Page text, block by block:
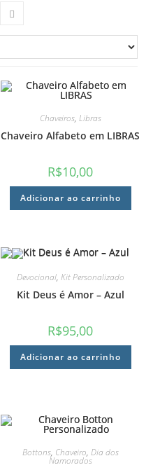
Chaveiros, Libras
Chaveiro Alfabeto em LIBRAS
R$10,00
Adicionar ao carrinho
Devocional, Kit Personalizado
Kit Deus é Amor – Azul
R$95,00
Adicionar ao carrinho
Bottons, Chaveiro, Dia dos
Namorados